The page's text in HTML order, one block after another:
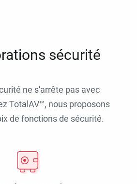
sécurité
ne s'arrête pas avec
TotalAV™, nous proposons
de fonctions de sécurité.